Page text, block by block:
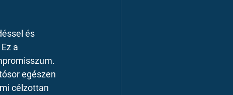
és
a
egészen
célzottan